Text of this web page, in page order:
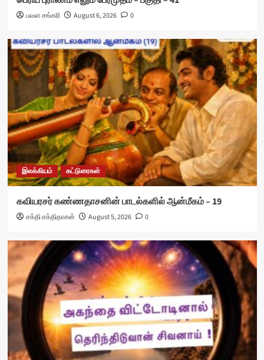
பவள சங்கரி August 6, 2026 0
இலக்கியம் கட்டுரைகள்
கவியரசர் கண்ணதாசனின் பாடல்களில் ஆன்மீகம் – 19
சக்தி சக்திதாசன் August 5, 2026 0